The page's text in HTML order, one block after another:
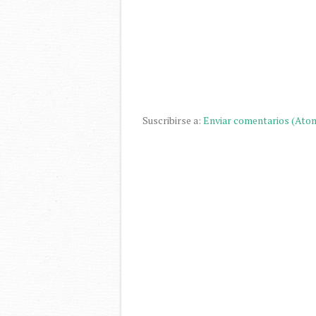
Suscribirse a: Enviar comentarios